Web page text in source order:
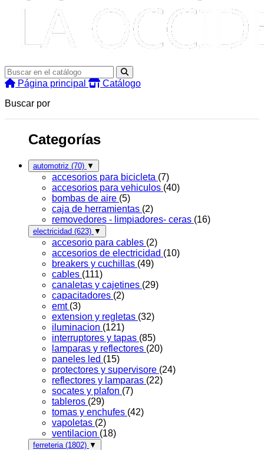
Página principal
Catálogo
Buscar por
Categorías
automotriz (70) ▼
accesorios para bicicleta (7)
accesorios para vehiculos (40)
bombas de aire (5)
caja de herramientas (2)
removedores - limpiadores- ceras (16)
electricidad (623) ▼
accesorio para cables (2)
accesorios de electricidad (10)
breakers y cuchillas (49)
cables (111)
canaletas y cajetines (29)
capacitadores (2)
emt (3)
extension y regletas (32)
iluminacion (121)
interruptores y tapas (85)
lamparas y reflectores (20)
paneles led (15)
protectores y supervisore (24)
reflectores y lamparas (22)
socates y plafon (7)
tableros (29)
tomas y enchufes (42)
vapoletas (2)
ventilacion (18)
ferreteria (1802) ▼